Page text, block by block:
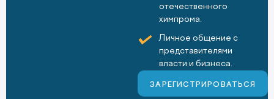
отечественного
химпрома.
Личное общение с
представителями
власти и бизнеса.
ЗАРЕГИСТРИРОВАТЬСЯ